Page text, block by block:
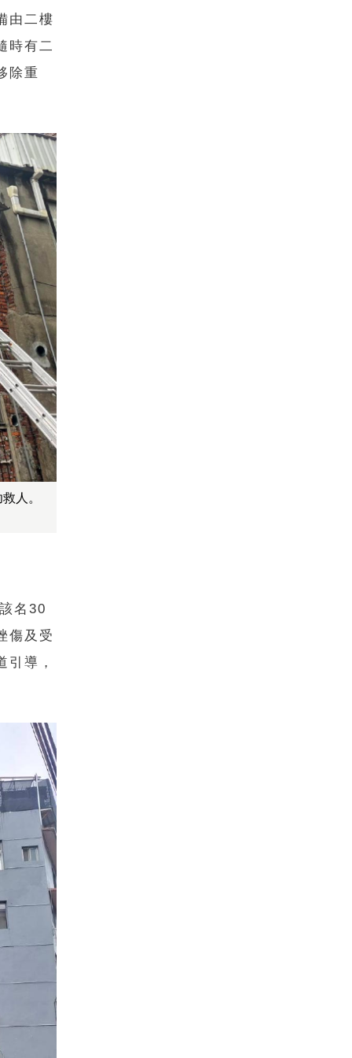
由二樓
時有二
除重
人。
名30
傷及受
導，